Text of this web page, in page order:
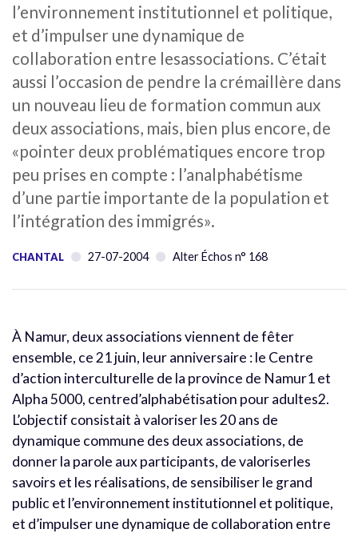
l’environnement institutionnel et politique,
et d’impulser une dynamique de
collaboration entre lesassociations. C’était
aussi l’occasion de pendre la crémaillère dans
un nouveau lieu de formation commun aux
deux associations, mais, bien plus encore, de
«pointer deux problématiques encore trop
peu prises en compte : l’analphabétisme
d’une partie importante de la population et
l’intégration des immigrés».
CHANTAL 27-07-2004 Alter Échos n° 168
À Namur, deux associations viennent de fêter
ensemble, ce 21 juin, leur anniversaire : le Centre
d’action interculturelle de la province de Namur1 et
Alpha 5000, centred’alphabétisation pour adultes2.
L’objectif consistait à valoriser les 20 ans de
dynamique commune des deux associations, de
donner la parole aux participants, de valoriserles
savoirs et les réalisations, de sensibiliser le grand
public et l’environnement institutionnel et politique,
et d’impulser une dynamique de collaboration entre